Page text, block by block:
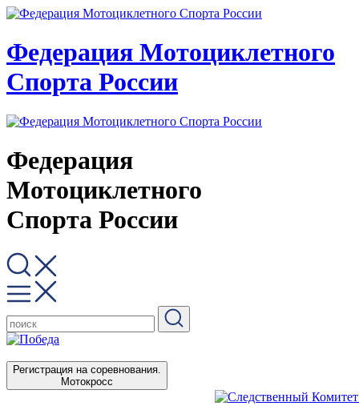
Федерация Мотоциклетного
Спорта России
Федерация
Мотоциклетного
Спорта России
Регистрация на соревнования.
Мотокросс